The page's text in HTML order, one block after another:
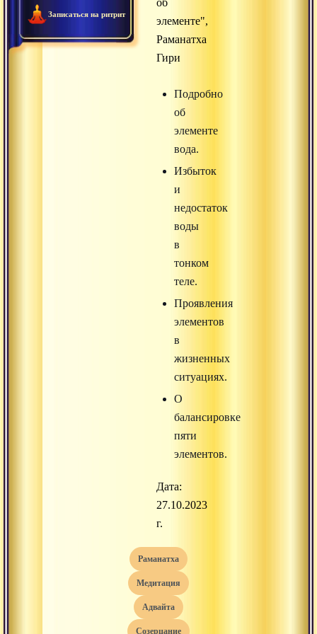
Записаться на ритрит
об
элементе",
Раманатха
Гири
Подробно
об
элементе
вода.
Избыток
и
недостаток
воды
в
тонком
теле.
Проявления
элементов
в
жизненных
ситуациях.
О
балансировке
пяти
элементов.
Дата:
27.10.2023
г.
раманатха
медитация
адвайта
созерцание